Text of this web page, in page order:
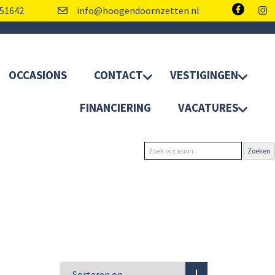
info@hoogendoornzetten.nl
OCCASIONS CONTACT VESTIGINGEN
FINANCIERING VACATURES